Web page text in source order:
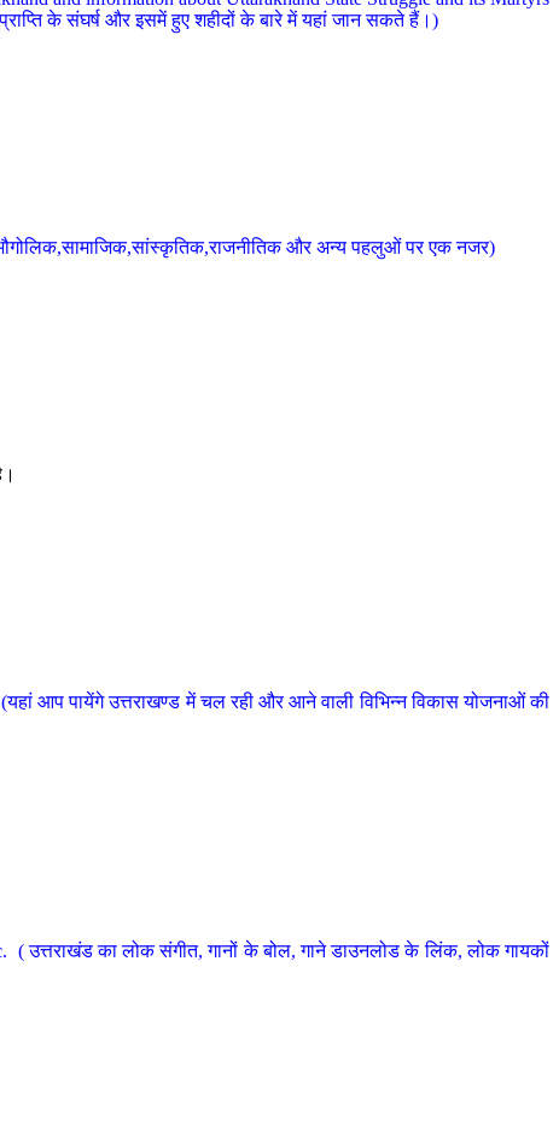
के संघर्ष और इसमें हुए शहीदों के बारे में यहां जान सकते हैं।)
और अन्य पहलुओं पर एक नजर)
आप पायेंगे उत्तराखण्ड में चल रही और आने वाली विभिन्न विकास योजनाओं की
उत्तराखंड का लोक संगीत, गानों के बोल, गाने डाउनलोड के लिंक, लोक गायकों